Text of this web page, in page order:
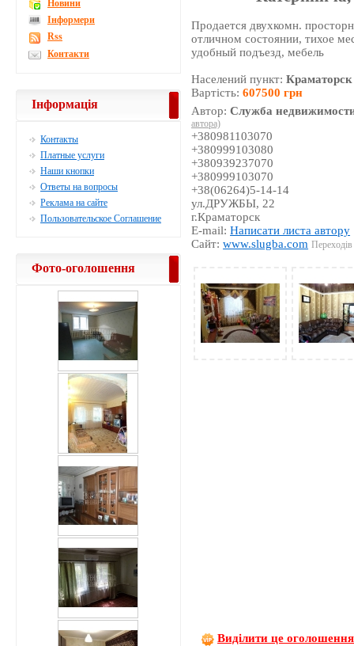
Продается двухкомн.
отличном состоянии, тихое
удобный подъезд, мебель
Населений пункт:Краматорск
Вартість:607500 грн
Автор:Служба
автора)
+380981103070
+380999103080
+380939237070
+380999103070
+38(06264)5-14-14
ул.ДРУЖБЫ, 22
г.Краматорск
E-mail:Написати листа автору
Сайт:www.slugba.com
Виділити це оголошення
Новини
Інформери
Rss
Контакти
Інформація
Контакты
Платные услуги
Наши кнопки
Ответы на вопросы
Реклама на сайте
Пользовательское Соглашение
Фото-оголошення